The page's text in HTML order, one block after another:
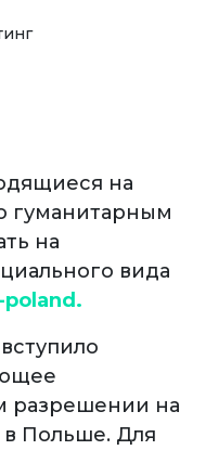
на
гуманитарным
на
вида
poland.
разрешении на
Польше. Для